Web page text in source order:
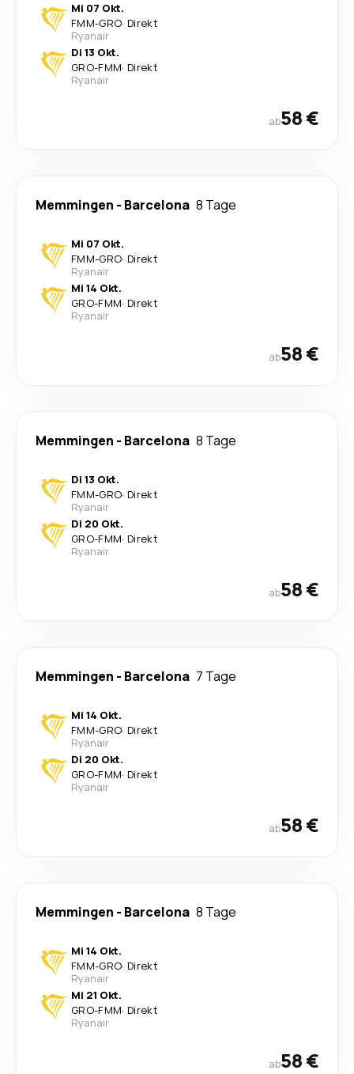
Mi 07 Okt.
FMM-GRO· Direkt
Ryanair
Di 13 Okt.
GRO-FMM· Direkt
Ryanair
ab58 €
Memmingen - Barcelona 8 Tage
Mi 07 Okt.
FMM-GRO· Direkt
Ryanair
Mi 14 Okt.
GRO-FMM· Direkt
Ryanair
ab58 €
Memmingen - Barcelona 8 Tage
Di 13 Okt.
FMM-GRO· Direkt
Ryanair
Di 20 Okt.
GRO-FMM· Direkt
Ryanair
ab58 €
Memmingen - Barcelona 7 Tage
Mi 14 Okt.
FMM-GRO· Direkt
Ryanair
Di 20 Okt.
GRO-FMM· Direkt
Ryanair
ab58 €
Memmingen - Barcelona 8 Tage
Mi 14 Okt.
FMM-GRO· Direkt
Ryanair
Mi 21 Okt.
GRO-FMM· Direkt
Ryanair
ab58 €